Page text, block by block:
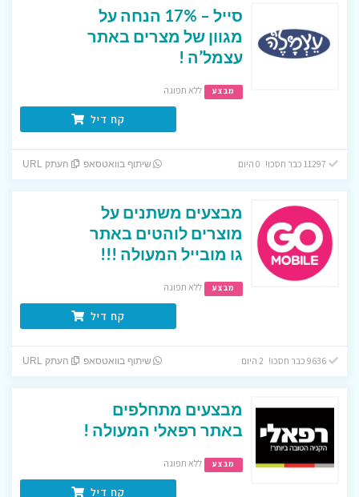
סייל – 17% הנחה על
מגוון של מצרים באתר
עצמל’ה !
מבצע ללא תפוגה
קח דיל
שיתוף בוואטסאפ העתק URL
מבצעים משתנים על
מוצרים לוהטים באתר
גו מובייל המעולה !!!
מבצע ללא תפוגה
קח דיל
9636 כבר חסכו! 2 היום שיתוף בוואטסאפ העתק URL
מבצעים מתחלפים
באתר רפאלי המעולה !
מבצע ללא תפוגה
קח דיל